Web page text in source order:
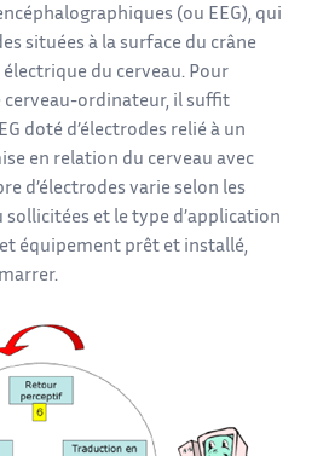
(ou EEG), qui
situées à la surface du crâne
du cerveau. Pour
ordinateur, il suffit
doté d’électrodes relié à un
en relation du cerveau avec
d’électrodes varie selon les
et le type d’application
équipement prêt et installé,